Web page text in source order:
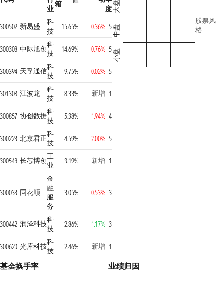
业
箱
度
300502 新易盛
科
技
15.65% 0.36% 5
300308 中际旭创科
技
14.69% 0.76% 5
300394 天孚通信科
技
9.75% 0.02% 5
301308 江波龙
科
技
8.33% 新增 1
300857 协创数据科
技
5.38% 1.94% 4
300223 北京君正科
技
4.59% 2.00% 5
300548 长芯博创工
业
3.19% 新增 1
300033 同花顺
金
融
服
务
3.05% 0.53% 3
300442 润泽科技科
技
2.86% -1.17% 3
300620 光库科技科
技
2.46% 新增 1
大盘
中盘
小盘
股票风
格
基金换手率 业绩归因